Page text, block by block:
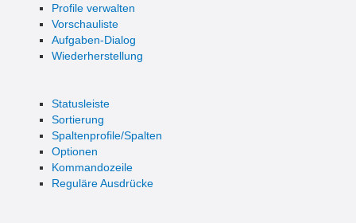
Profile verwalten
Vorschauliste
Aufgaben-Dialog
Wiederherstellung
Statusleiste
Sortierung
Spaltenprofile/Spalten
Optionen
Kommandozeile
Reguläre Ausdrücke